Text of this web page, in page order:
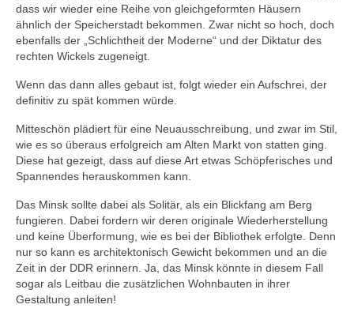
dass wir wieder eine Reihe von gleichgeformten Häusern
ähnlich der Speicherstadt bekommen. Zwar nicht so hoch, doch
ebenfalls der „Schlichtheit der Moderne“ und der Diktatur des
rechten Wickels zugeneigt.
Wenn das dann alles gebaut ist, folgt wieder ein Aufschrei, der
definitiv zu spät kommen würde.
Mitteschön plädiert für eine Neuausschreibung, und zwar im Stil,
wie es so überaus erfolgreich am Alten Markt von statten ging.
Diese hat gezeigt, dass auf diese Art etwas Schöpferisches und
Spannendes herauskommen kann.
Das Minsk sollte dabei als Solitär, als ein Blickfang am Berg
fungieren. Dabei fordern wir deren originale Wiederherstellung
und keine Überformung, wie es bei der Bibliothek erfolgte. Denn
nur so kann es architektonisch Gewicht bekommen und an die
Zeit in der DDR erinnern. Ja, das Minsk könnte in diesem Fall
sogar als Leitbau die zusätzlichen Wohnbauten in ihrer
Gestaltung anleiten!